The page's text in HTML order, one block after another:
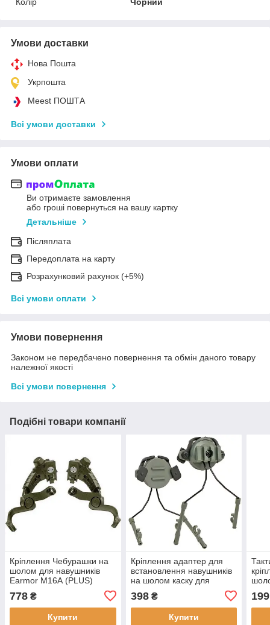
Умови доставки
Нова Пошта
Укрпошта
Meest ПОШТА
Всі умови доставки
Умови оплати
Ви отримаєте замовлення
або гроші повернуться на вашу картку
Детальніше
Післяплата
Передоплата на карту
Розрахунковий рахунок (+5%)
Всі умови оплати
Умови повернення
Законом не передбачено повернення та обмін даного товару
належної якості
Всі умови повернення
Подібні товари компанії
Кріплення Чебурашки на
шолом для навушників
Earmor M16А (PLUS)
778 ₴
Купити
Кріплення адаптер для
встановлення навушників
на шолом каску для
Walkers, Peltor і Earmor з
планкою Пікатінні,Green
398₴
Купити
199